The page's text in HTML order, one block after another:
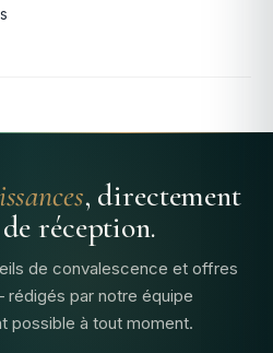
, directement
réception.
de convalescence et offres
par notre équipe
possible à tout moment.